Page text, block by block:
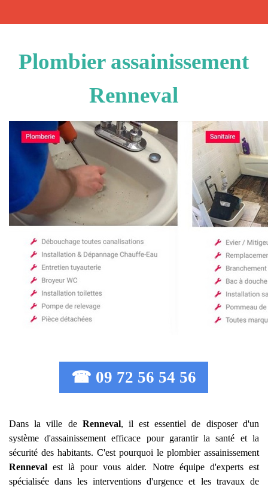
Plombier assainissement
Renneval
☎ 09 72 56 54 56
Dans la ville de Renneval, il est essentiel de disposer d'un
système d'assainissement efficace pour garantir la santé et la
sécurité des habitants. C'est pourquoi le plombier assainissement
Renneval est là pour vous aider. Notre équipe d'experts est
spécialisée dans les interventions d'urgence et les travaux de